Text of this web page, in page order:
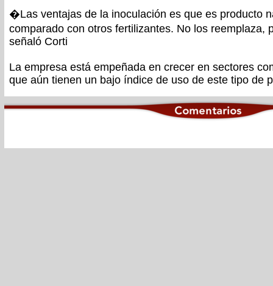
�Las ventajas de la inoculación es que es producto
comparado con otros fertilizantes. No los
señaló Corti
La empresa está empeñada en crecer en sectores
que aún tienen un bajo índice de uso de este tipo de